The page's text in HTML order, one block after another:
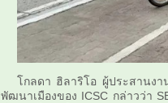
โกลดา ฮิลาริโอ ผู้ประสานงา
พัฒนาเมืองของ ICSC กล่าวว่า